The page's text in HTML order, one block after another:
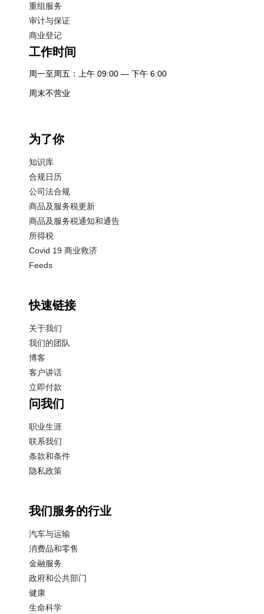
重组服务
审计与保证
商业登记
工作时间
周一至周五：上午 09:00 — 下午 6:00
周末不营业
为了你
知识库
合规日历
公司法合规
商品及服务税更新
商品及服务税通知和通告
所得税
Covid 19 商业救济
Feeds
快速链接
关于我们
我们的团队
博客
客户讲话
立即付款
问我们
职业生涯
联系我们
条款和条件
隐私政策
我们服务的行业
汽车与运输
消费品和零售
金融服务
政府和公共部门
健康
生命科学